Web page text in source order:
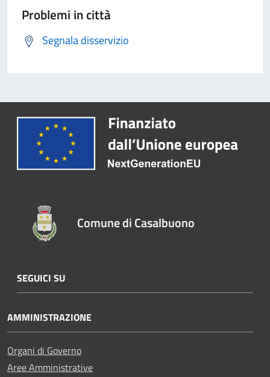
Problemi in città
Segnala disservizio
Comune di Casalbuono
SEGUICI SU
AMMINISTRAZIONE
Organi di Governo
Aree Amministrative